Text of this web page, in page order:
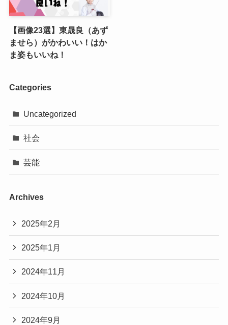
【画像23選】東晟良（あず
ませら）がかわいい！はか
ま姿もいいね！
Categories
Uncategorized
社会
芸能
Archives
2025年2月
2025年1月
2024年11月
2024年10月
2024年9月